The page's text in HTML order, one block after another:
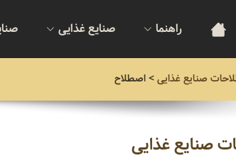
راهنما صنایع غذایی
صنایع غذایی>اصطلاح
صنایع غذایی